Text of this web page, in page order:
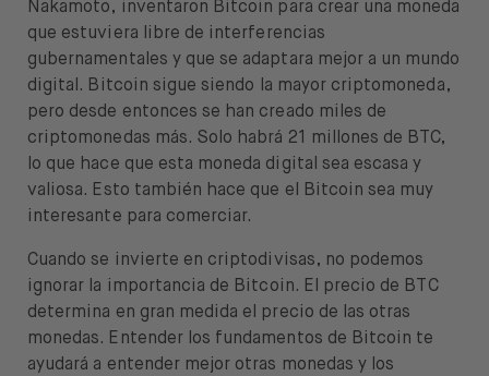
Nakamoto, inventaron Bitcoin para crear una moneda
que estuviera libre de interferencias
gubernamentales y que se adaptara mejor a un mundo
digital. Bitcoin sigue siendo la mayor criptomoneda,
pero desde entonces se han creado miles de
criptomonedas más. Solo habrá 21 millones de BTC,
lo que hace que esta moneda digital sea escasa y
valiosa. Esto también hace que el Bitcoin sea muy
interesante para comerciar.
Cuando se invierte en criptodivisas, no podemos
ignorar la importancia de Bitcoin. El precio de BTC
determina en gran medida el precio de las otras
monedas. Entender los fundamentos de Bitcoin te
ayudará a entender mejor otras monedas y los